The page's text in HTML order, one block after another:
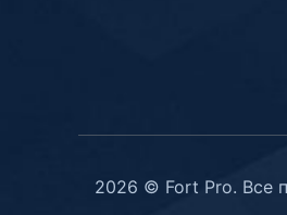
2026 © Fort Pro. Все